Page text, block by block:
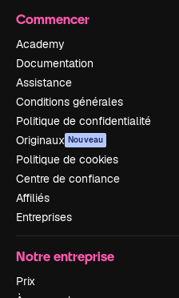
Commencer
Academy
Documentation
Assistance
Conditions générales
Politique de confidentialité
Originaux Nouveau
Politique de cookies
Centre de confiance
Affiliés
Entreprises
Notre entreprise
Prix